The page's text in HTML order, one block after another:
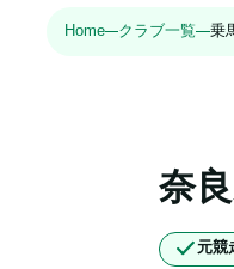
Home クラブ一覧 乗
奈
元競